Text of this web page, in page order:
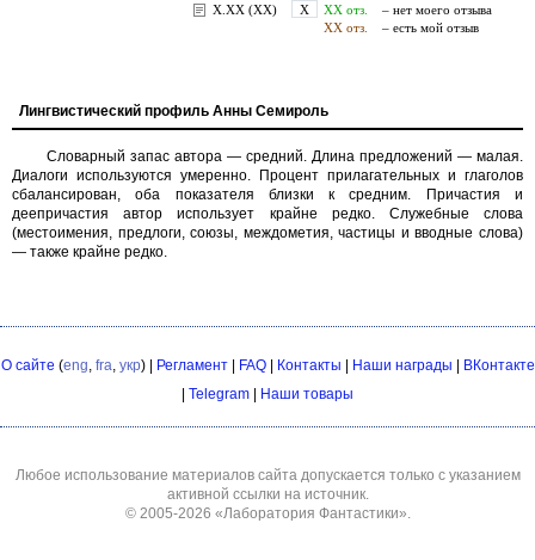
Лингвистический профиль Анны Семироль
Словарный запас автора — средний. Длина предложений — малая.
Диалоги используются умеренно. Процент прилагательных и глаголов
сбалансирован, оба показателя близки к средним. Причастия и
деепричастия автор использует крайне редко. Служебные слова
(местоимения, предлоги, союзы, междометия, частицы и вводные слова)
— также крайне редко.
О сайте (eng, fra, укр) | Регламент| FAQ| Контакты Наши награды
ВКонтакте
Telegram Наши товары
Любое использование материалов сайта допускается только с указанием
активной ссылки на источник.
© 2005-2026 «Лаборатория Фантастики».